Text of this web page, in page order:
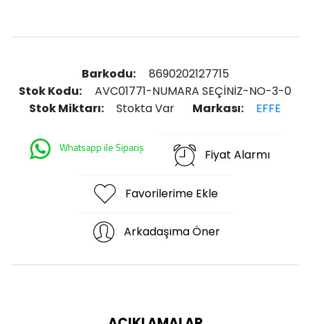
Barkodu:
8690202127715
Stok Kodu:
AVC01771-NUMARA SEÇİNİZ-NO-3-0
Stok Miktarı:
Stokta Var Markası: EFFE
Whatsapp ile Sipariş Fiyat Alarmı
Favorilerime Ekle
Arkadaşıma Öner